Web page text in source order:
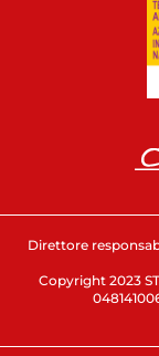
Direttore
Copyright 2023